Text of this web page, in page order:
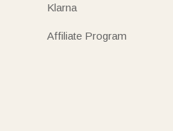
Klarna
Affiliate Program